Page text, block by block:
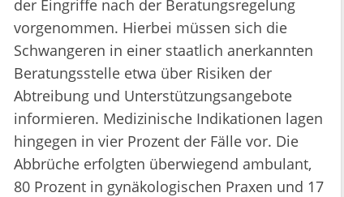
der Eingriffe nach der Beratungsregelung
vorgenommen. Hierbei müssen sich die
Schwangeren in einer staatlich anerkannten
Beratungsstelle etwa über Risiken der
Abtreibung und Unterstützungsangebote
informieren. Medizinische Indikationen lagen
hingegen in vier Prozent der Fälle vor. Die
Abbrüche erfolgten überwiegend ambulant,
80 Prozent in gynäkologischen Praxen und 17